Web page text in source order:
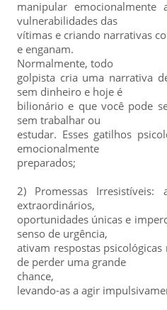
manipular
vulnerabilidades das
vítimas e criando narrativas
e enganam.
Normalmente, todo
golpista cria uma narrativa
sem dinheiro e hoje é
bilionário e que você pode
sem trabalhar ou
estudar. Esses gatilhos
emocionalmente
preparados;
2) Promessas Irresistíveis:
extraordinários,
oportunidades únicas e
senso de urgência,
ativam respostas
de perder uma grande
chance,
levando-as a agir